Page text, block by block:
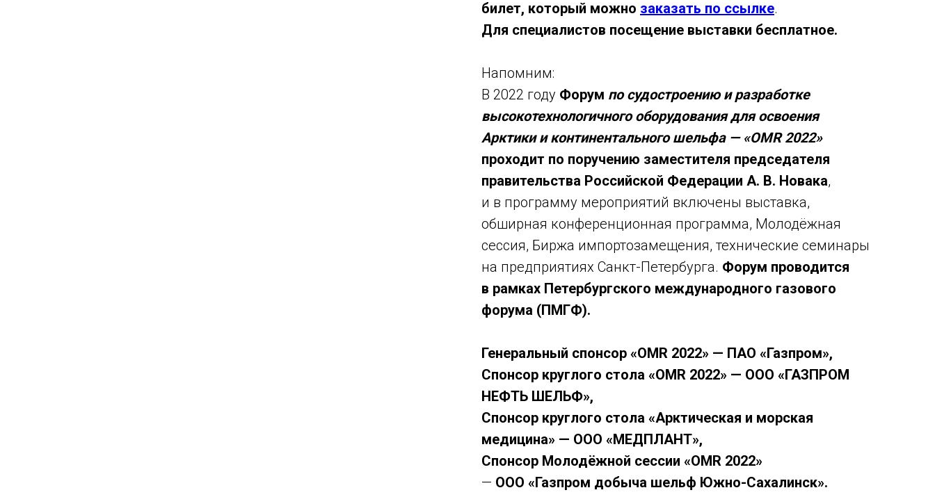
билет, который можно заказать по ссылке.
Для специалистов посещение выставки бесплатное.
Напомним:
В 2022 году Форум по судостроению и разработке
высокотехнологичного оборудования для освоения
Арктики и континентального шельфа — «OMR 2022»
проходит по поручению заместителя председателя
правительства Российской Федерации А. В. Новака,
и в программу мероприятий включены выставка,
обширная конференционная программа, Молодёжная
сессия, Биржа импортозамещения, технические семинары
на предприятиях Санкт-Петербурга. Форум проводится
в рамках Петербургского международного газового
форума (ПМГФ).
Генеральный спонсор «OMR 2022» — ПАО «Газпром»,
Спонсор круглого стола «OMR 2022» — ООО «ГАЗПРОМ
НЕФТЬ ШЕЛЬФ»,
Спонсор круглого стола «Арктическая и морская
медицина» — ООО «МЕДПЛАНТ»,
Спонсор Молодёжной сессии «OMR 2022»
— ООО «Газпром добыча шельф Южно-Сахалинск».